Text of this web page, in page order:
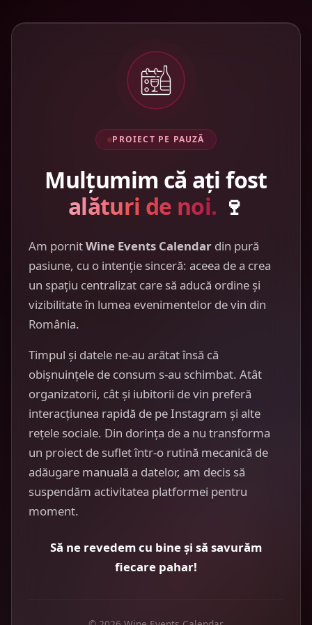
PROIECT PE PAUZĂ
Mulțumim că ați fost
alături de noi. 🍷
Am pornitWine Events Calendar din pură
pasiune, cu o intenție sinceră: aceea de a crea
un spațiu centralizat care să aducă ordine și
vizibilitate în lumea evenimentelor de vin din
România.
Timpul și datele ne-au arătat însă că
obișnuințele de consum s-au schimbat. Atât
organizatorii, cât și iubitorii de vin preferă
interacțiunea rapidă de pe Instagram și alte
rețele sociale. Din dorința de a nu transforma
un proiect de suflet într-o rutină mecanică de
adăugare manuală a datelor, am decis să
suspendăm activitatea platformei pentru
moment.
Să ne revedem cu bine și să savurăm
fiecare pahar!